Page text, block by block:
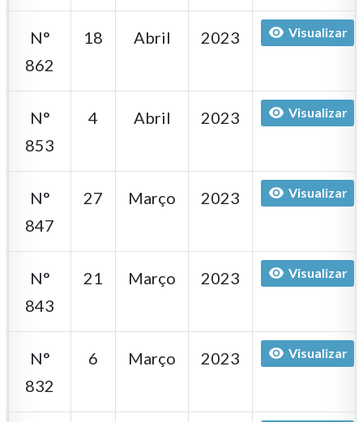
N°
862
18 Abril 2023 Visualizar
N°
853
4 Abril 2023 Visualizar
N°
847
27 Março 2023 Visualizar
N°
843
21 Março 2023 Visualizar
N°
832
6 Março 2023 Visualizar